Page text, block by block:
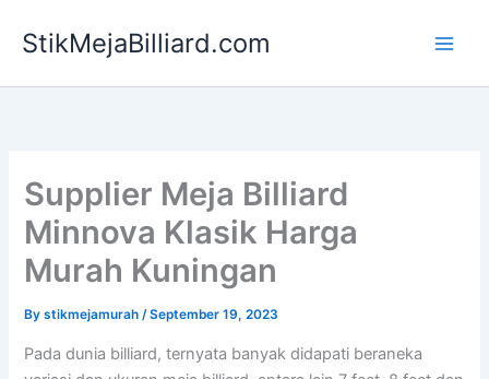
StikMejaBilliard.com
Supplier Meja Billiard
Minnova Klasik Harga
Murah Kuningan
Bystikmejamurah/September 19, 2023
Pada dunia billiard, ternyata banyak didapati beraneka